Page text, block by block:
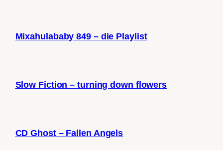
Mixahulababy 849 – die Playlist
Slow Fiction – turning down flowers
CD Ghost – Fallen Angels